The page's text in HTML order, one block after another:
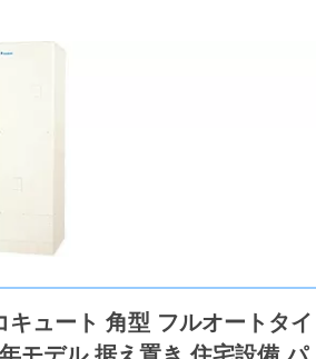
キュート 角型 フルオートタイ